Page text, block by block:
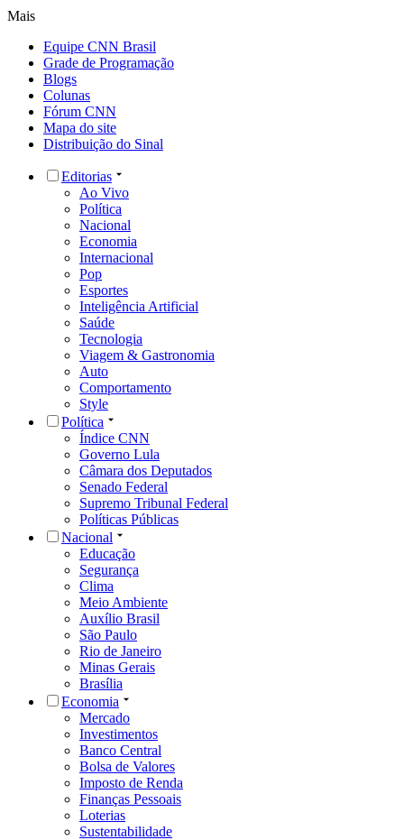
Mais
Equipe CNN Brasil
Grade de Programação
Blogs
Colunas
Fórum CNN
Mapa do site
Distribuição do Sinal
Editorias
Ao Vivo
Política
Nacional
Economia
Internacional
Pop
Esportes
Inteligência Artificial
Saúde
Tecnologia
Viagem & Gastronomia
Auto
Comportamento
Style
Política
Índice CNN
Governo Lula
Câmara dos Deputados
Senado Federal
Supremo Tribunal Federal
Políticas Públicas
Nacional
Educação
Segurança
Clima
Meio Ambiente
Auxílio Brasil
São Paulo
Rio de Janeiro
Minas Gerais
Brasília
Economia
Mercado
Investimentos
Banco Central
Bolsa de Valores
Imposto de Renda
Finanças Pessoais
Loterias
Sustentabilidade